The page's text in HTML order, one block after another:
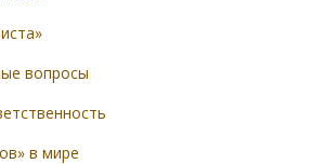
вопросы
в мире